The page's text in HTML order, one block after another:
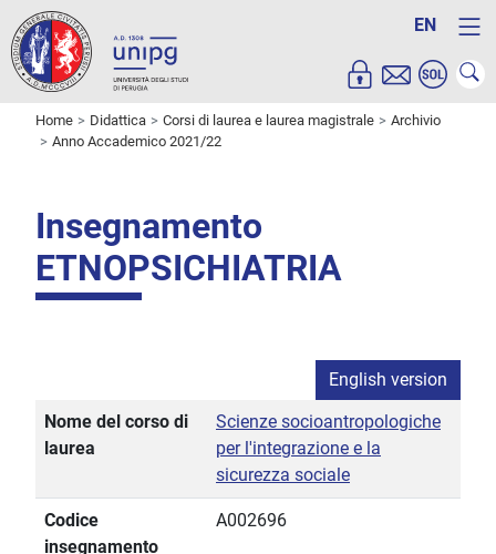
EN
Home Didattica Corsi di laurea e laurea magistrale
Archivio
Anno Accademico 2021/22
Insegnamento
ETNOPSICHIATRIA
English version
Nome del corso di
laurea
Scienze socioantropologiche
per l'integrazione e la
sicurezza sociale
Codice
insegnamento
A002696